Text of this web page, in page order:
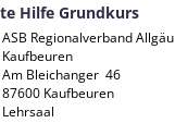
Hilfe Grundkurs
ASB Regionalverband Allgäu
Kaufbeuren
Am Bleichanger  46
87600 Kaufbeuren
Lehrsaal